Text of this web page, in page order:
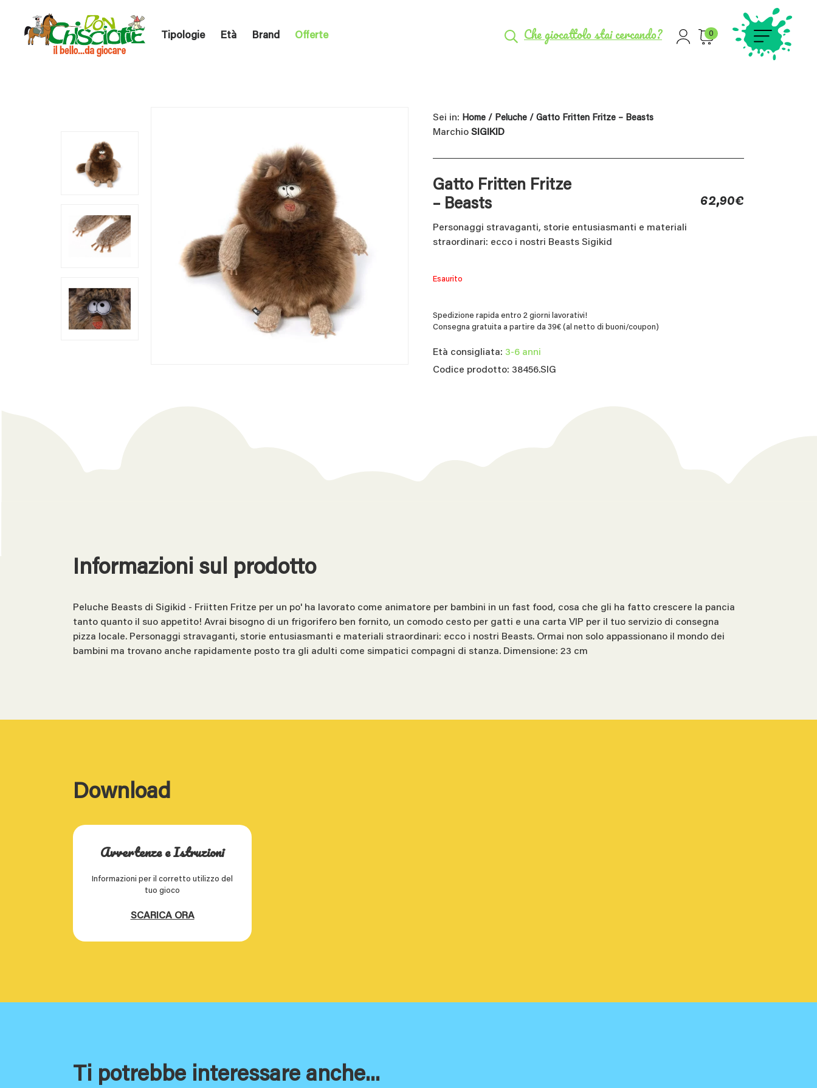
Tipologie Età Brand Offerte Che giocattolo stai cercando? 0
Sei in: Home / Peluche / Gatto Fritten Fritze – Beasts
Marchio SIGIKID
Gatto Fritten Fritze
– Beasts
62,90€
Personaggi stravaganti, storie entusiasmanti e materiali
straordinari: ecco i nostri Beasts Sigikid
Esaurito
Spedizione rapida entro 2 giorni lavorativi!
Consegna gratuita a partire da 39€ (al netto di buoni/coupon)
Età consigliata: 3-6 anni
Codice prodotto: 38456.SIG
Informazioni sul prodotto
Peluche Beasts di Sigikid - Friitten Fritze per un po' ha lavorato come animatore per bambini in un fast food, cosa che gli ha fatto crescere la pancia
tanto quanto il suo appetito! Avrai bisogno di un frigorifero ben fornito, un comodo cesto per gatti e una carta VIP per il tuo servizio di consegna
pizza locale. Personaggi stravaganti, storie entusiasmanti e materiali straordinari: ecco i nostri Beasts. Ormai non solo appassionano il mondo dei
bambini ma trovano anche rapidamente posto tra gli adulti come simpatici compagni di stanza. Dimensione: 23 cm
Download
Avvertenze e Istruzioni
Informazioni per il corretto utilizzo del
tuo gioco
SCARICA ORA
Ti potrebbe interessare anche...